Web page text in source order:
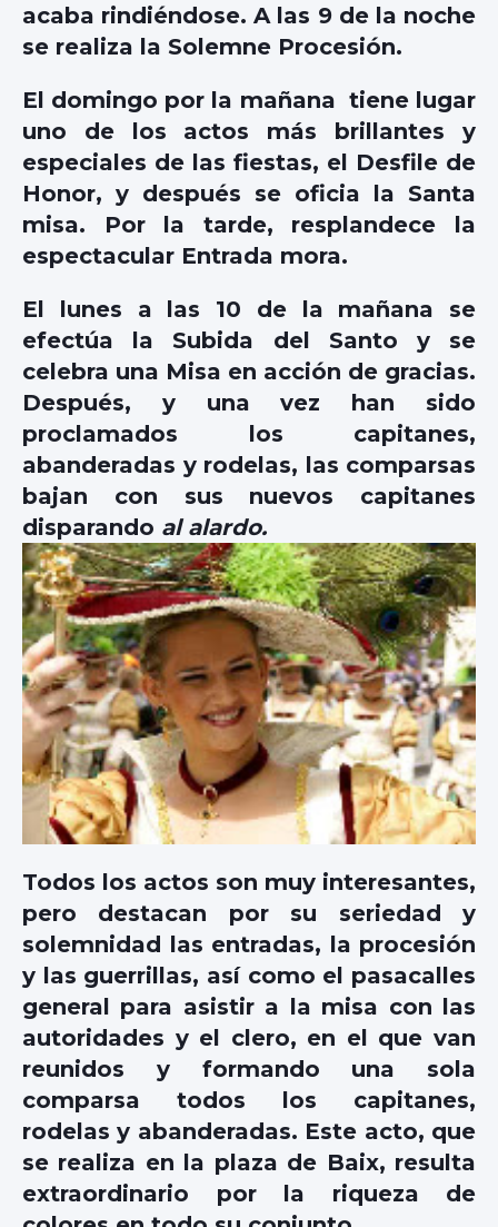
acaba rindiéndose. A las 9 de la noche
se realiza la Solemne Procesión.
El domingo por la mañana tiene lugar
uno de los actos más brillantes y
especiales de las fiestas, el Desfile de
Honor, y después se oficia la Santa
misa. Por la tarde, resplandece la
espectacular Entrada mora.
El lunes a las 10 de la mañana se
efectúa la Subida del Santo y se
celebra una Misa en acción de gracias.
Después, y una vez han sido
proclamados los capitanes,
abanderadas y rodelas, las comparsas
bajan con sus nuevos capitanes
disparando al alardo.
Todos los actos son muy interesantes,
pero destacan por su seriedad y
solemnidad las entradas, la procesión
y las guerrillas, así como el pasacalles
general para asistir a la misa con las
autoridades y el clero, en el que van
reunidos y formando una sola
comparsa todos los capitanes,
rodelas y abanderadas. Este acto, que
se realiza en la plaza de Baix, resulta
extraordinario por la riqueza de